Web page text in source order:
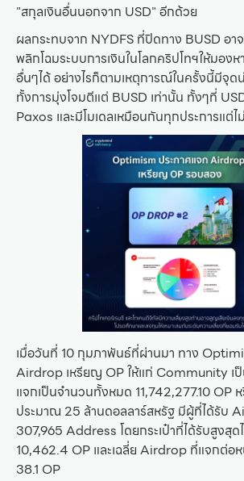
"สกุลเงินอื่นนอกจาก USD" อีกด้วย
ผลกระทบจาก NYDFS ที่ปิดทาง BUSD อาจ
พลิกโฉมระบบการเงินในโลกคริปโทฯให้มอง
อื่นๆได้ อย่างไรก็ตามเหตุการณ์ในครั้งนี้มีจุด
ทั้งการมุ่งโจมตีแต่ BUSD เท่านั้น ทั้งๆที่
Paxos และมีโมเดลเหมือนกันทุกประการแต่ไ
เมื่อวันที่ 10 กุมภาพันธ์ที่ผ่านมา ทาง
Airdrop เหรียญ OP ให้แก่ Community เ
แจกเป็นจำนวนทั้งหมด 11,742,277.10 OP
ประมาณ 25 ล้านดอลลาร์สหรัฐ มีผู้ที่ได้รับ
307,965 Address โดยกระเป๋าที่ได้รับสูงสุ
10,462.4 OP และเฉลี่ย Airdrop ที่แจกต่อห
38.1 OP